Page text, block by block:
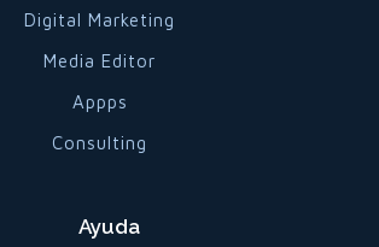
Digital Marketing
Media Editor
Appps
Consulting
Ayuda